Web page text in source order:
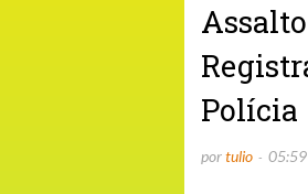
Polícia
portulio 05:59